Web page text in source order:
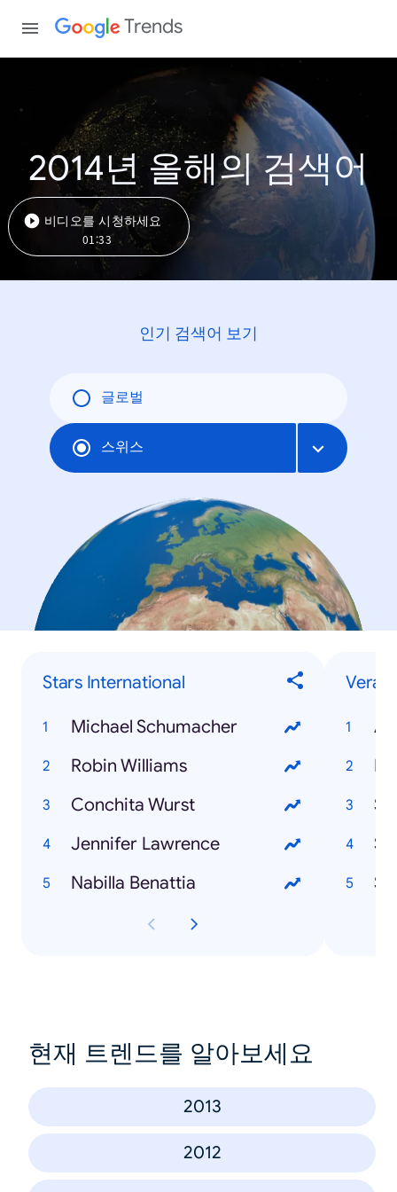
Trends
2014년 올해의 검색어
비디오를 시청하세요
01:33
인기 검색어 보기
글로벌
스위스
Stars International
Michael Schumacher
Robin Williams
Conchita Wurst
Jennifer Lawrence
Nabilla Benattia
현재 트렌드를 알아보세요
2013
2012